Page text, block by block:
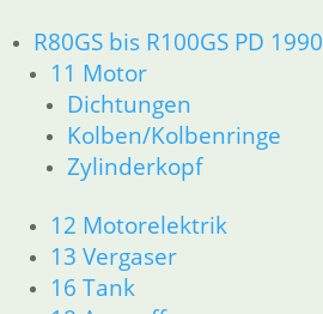
R80GS bis R100GS PD 1990
11 Motor
Dichtungen
Kolben/Kolbenringe
Zylinderkopf
12 Motorelektrik
13 Vergaser
16 Tank